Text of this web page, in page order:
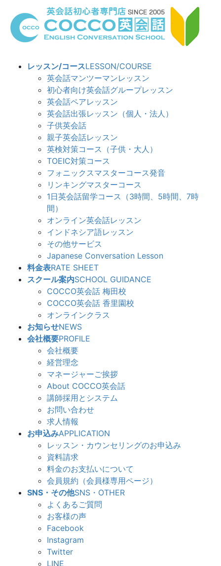
レッスン/コースLESSON/COURSE
英会話マンツーマンレッスン
初心者向け英会話グループレッスン
英会話ペアレッスン
英会話出張レッスン（個人・法人）
子供英会話
親子英会話レッスン
英検対策コース（子供・大人）
TOEIC対策コース
フォニックスマスターコース発音
リンキングマスターコース
1日英会話留学コース（3時間、5時間、7時
間）
オンライン英会話レッスン
インドネシア語レッスン
その他サービス
Japanese Conversation Lesson
料金表RATE SHEET
スクール案内SCHOOL GUIDANCE
COCCO英会話 梅田校
COCCO英会話 香里園校
オンラインクラス
お知らせNEWS
会社概要PROFILE
会社概要
経営理念
マネージャーご挨拶
About COCCO英会話
講師採用とシステム
お問い合わせ
求人情報
お申込みAPPLICATION
レッスン・カウンセリングのお申込み
資料請求
料金のお支払いについて
会員規約（会員様専用ページ）
SNS・その他SNS・OTHER
よくあるご質問
お客様の声
Facebook
Instagram
Twitter
LINE